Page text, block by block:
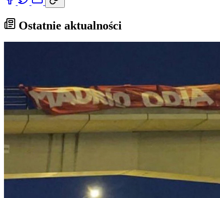
Ostatnie aktualności